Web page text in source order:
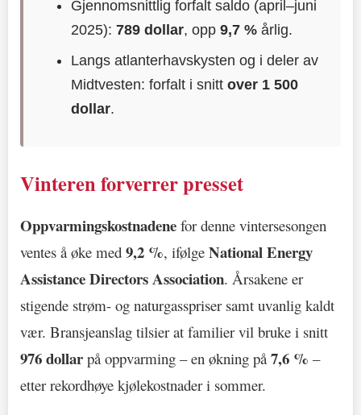
Gjennomsnittlig forfalt saldo (april–juni
2025):789 dollar, opp9,7 % årlig.
Langs atlanterhavskysten og i deler av
Midtvesten: forfalt i snittover 1 500
dollar.
Vinteren forverrer presset
Oppvarmingskostnadene for denne vintersesongen
ventes å øke med 9,2 %, ifølge National Energy
Assistance Directors Association. Årsakene er
stigende strøm- og naturgasspriser samt uvanlig kaldt
vær. Bransjeanslag tilsier at familier vil bruke i snitt
976 dollar på oppvarming – en økning på7,6 % –
etter rekordhøye kjølekostnader i sommer.